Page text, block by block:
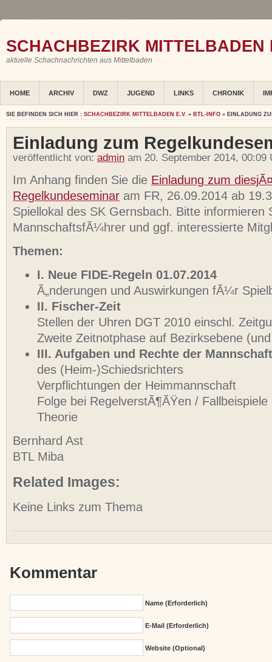
SCHACHBEZIRK MITTELBADEN
aktuelle Schachnachrichten aus Mittelbaden
HOME ARCHIV DWZ JUGEND LINKS CHRONIK
SIE BEFINDEN SICH HIER : SCHACHBEZIRK MITTELBADEN E.V. » BTL-INFO » EINLADUNG
Einladung zum
veröffentlicht von: admin am 20. September 2014,
Im Anhang finden Sie die Einladung zum
Regelkundeseminar am FR, 26.09.2014 ab
Spiellokal des SK Gernsbach. Bitte informieren
MannschaftsfÃ¼hrer und ggf. interessierte
Themen:
I. Neue FIDE-Regeln 01.07.2014
Ã„nderungen und Auswirkungen fÃ¼r
II. Fischer-Zeit
Stellen der Uhren DGT 2010 einschl.
Zweite Zeitnotphase auf Bezirksebene
III. Aufgaben und Rechte der
des (Heim-)Schiedsrichters
Verpflichtungen der Heimmannschaft
Folge bei RegelverstÃ¶ÃŸen /
Theorie
Bernhard Ast
BTL Miba
Related Images:
Keine Links zum Thema
Kommentar
Name (erforderlich)
E-Mail (erforderlich)
Website (Optional)